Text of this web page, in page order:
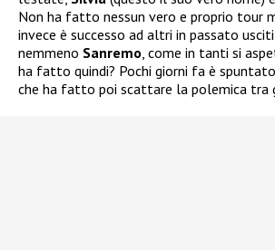
Non ha fatto nessun vero e proprio tour
invece è successo ad altri in passato
nemmeno Sanremo, come in tanti si
ha fatto quindi? Pochi giorni fa è
che ha fatto poi scattare la polemica tra